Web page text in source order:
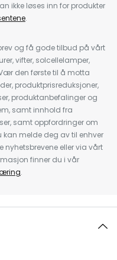
ikke løses inn for produkter
.
og få gode tilbud på vårt
vifter, solcellelamper,
den første til å motta
produktprisreduksjoner,
produktanbefalinger og
samt innhold fra
samt oppfordringer om
melde deg av til enhver
nyhetsbrevene eller via vårt
finner du i vår
.